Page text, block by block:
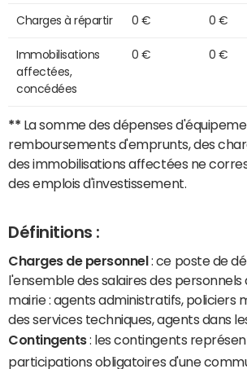
Charges à répartir 0 € 0 €
Immobilisations
affectées,
concédées
0 € 0 €
** La somme des dépenses
remboursements d'emprunts, des
des immobilisations affectées ne
des emplois d'investissement.
Définitions :
Charges de personnel : ce poste de
l'ensemble des salaires des
mairie : agents administratifs, policiers
des services techniques, agents dans
Contingents: les contingents
participations obligatoires d'une